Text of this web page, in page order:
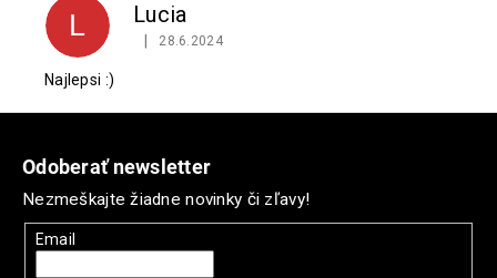
L Lucia
Hodnotenie produktu je 5 z 5 hviezdičiek.
28.6.2024
Najlepsi :)
Odoberať newsletter
Nezmeškajte žiadne novinky či zľavy!
Email